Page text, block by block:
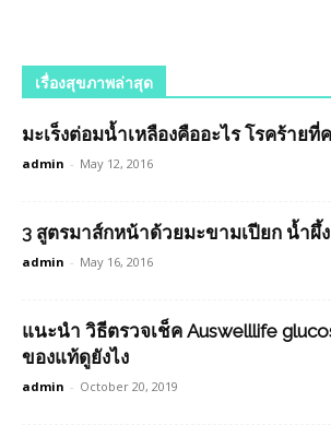
เรื่องสุขภาพล่าสุด
มะเร็งต่อมน้ำเหลืองคืออะไร โรคร้ายที่
admin - May 12, 2016
3 สูตรมาส์กหน้าด้วยมะขามเปียก น้ำผึ้
admin - May 16, 2016
แนะนำ วิธีตรวจเช็ค Auswelllife
ของแท้ดูยังไง
admin - October 20, 2019